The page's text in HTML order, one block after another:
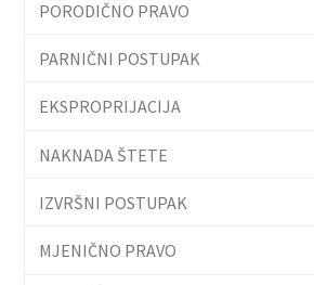
PORODIČNO PRAVO
PARNIČNI POSTUPAK
EKSPROPRIJACIJA
NAKNADA ŠTETE
IZVRŠNI POSTUPAK
MJENIČNO PRAVO